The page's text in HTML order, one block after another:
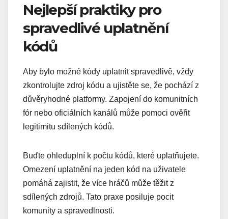
Nejlepší praktiky pro
spravedlivé uplatnění
kódů
Aby bylo možné kódy uplatnit spravedlivě, vždy
zkontrolujte zdroj kódu a ujistěte se, že pochází z
důvěryhodné platformy. Zapojení do komunitních
fór nebo oficiálních kanálů může pomoci ověřit
legitimitu sdílených kódů.
Buďte ohleduplní k počtu kódů, které uplatňujete.
Omezení uplatnění na jeden kód na uživatele
pomáhá zajistit, že více hráčů může těžit z
sdílených zdrojů. Tato praxe posiluje pocit
komunity a spravedlnosti.